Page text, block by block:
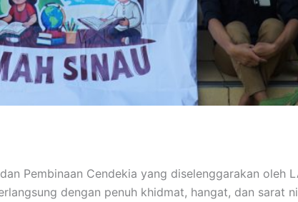
Pembinaan Cendekia yang diselenggarakan oleh
dengan penuh khidmat, hangat, dan sarat